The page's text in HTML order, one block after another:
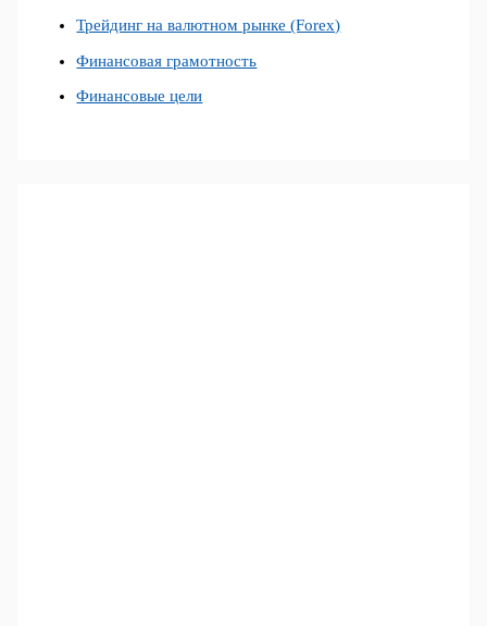
Трейдинг на валютном рынке (Forex)
Финансовая грамотность
Финансовые цели